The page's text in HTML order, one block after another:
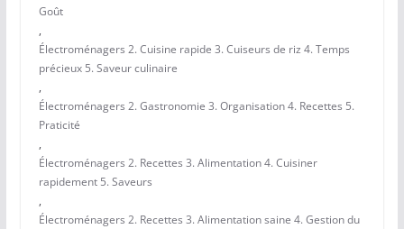
Goût
,
Électroménagers 2. Cuisine rapide 3. Cuiseurs de riz 4. Temps
précieux 5. Saveur culinaire
,
Électroménagers 2. Gastronomie 3. Organisation 4. Recettes 5.
Praticité
,
Électroménagers 2. Recettes 3. Alimentation 4. Cuisiner
rapidement 5. Saveurs
,
Électroménagers 2. Recettes 3. Alimentation saine 4. Gestion du